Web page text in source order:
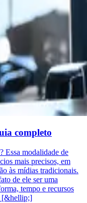
completo
Essa modalidade de
mais precisos, em
às mídias tradicionais.
de ele ser uma
tempo e recursos
[&hellip;]